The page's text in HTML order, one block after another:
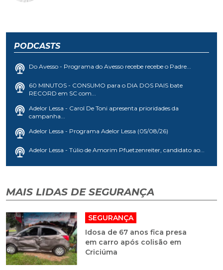
PODCASTS
Do Avesso - Programa do Avesso recebe recebe o Padre...
60 MINUTOS - CONSUMO para o DIA DOS PAIS bate
RECORD em SC com...
Adelor Lessa - Carol De Toni apresenta prioridades da
campanha...
Adelor Lessa - Programa Adelor Lessa (05/08/26)
Adelor Lessa - Túlio de Amorim Pfuetzenreiter, candidato ao...
MAIS LIDAS DE SEGURANÇA
SEGURANÇA
Idosa de 67 anos fica presa
em carro após colisão em
Criciúma